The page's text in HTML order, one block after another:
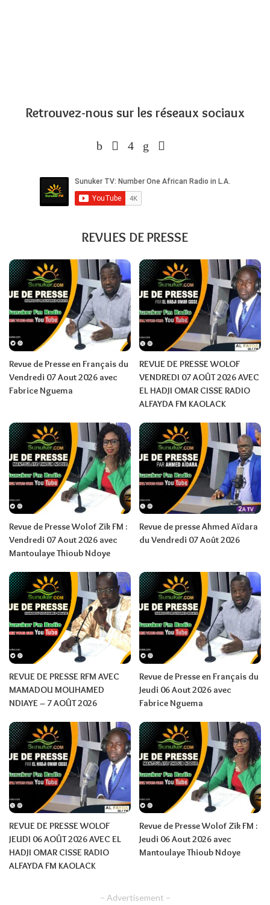
Retrouvez-nous sur les réseaux sociaux
REVUES DE PRESSE
Revue de Presse en Français du
Vendredi 07 Aout 2026 avec
Fabrice Nguema
REVUE DE PRESSE WOLOF
VENDREDI 07 AOÛT 2026 AVEC
EL HADJI OMAR CISSE RADIO
ALFAYDA FM KAOLACK
Revue de Presse Wolof Zik FM :
Vendredi 07 Aout 2026 avec
Mantoulaye Thioub Ndoye
Revue de presse Ahmed Aïdara
du Vendredi 07 Août 2026
REVUE DE PRESSE RFM AVEC
MAMADOU MOUHAMED
NDIAYE – 7 AOÛT 2026
Revue de Presse en Français du
Jeudi 06 Aout 2026 avec
Fabrice Nguema
REVUE DE PRESSE WOLOF
JEUDI 06 AOÛT 2026 AVEC EL
HADJI OMAR CISSE RADIO
ALFAYDA FM KAOLACK
Revue de Presse Wolof Zik FM :
Jeudi 06 Aout 2026 avec
Mantoulaye Thioub Ndoye
– Advertisement –